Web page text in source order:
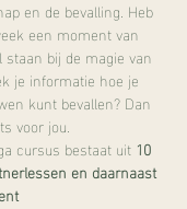
en de bevalling. Heb
een moment van
bij de magie van
je informatie hoe je
kunt bevallen? Dan
voor jou.
cursus bestaat uit 10
en daarnaast